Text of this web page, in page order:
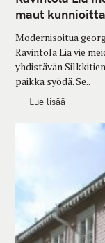
E
G
O
I
S
maut
Modernisoitua
Ravintola Lia vie
yhdistävän
paikka syödä. Se..
Lue lisää